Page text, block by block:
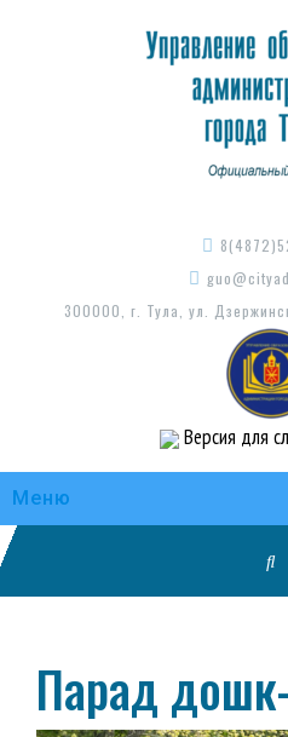
300000, г. Тула, ул.
Версия для
Меню
Парад